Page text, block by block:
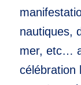
nautiques,
mer, etc…
célébration